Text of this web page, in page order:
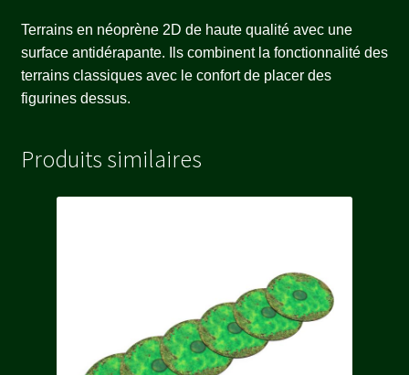
Terrains en néoprène 2D de haute qualité avec une
surface antidérapante. Ils combinent la fonctionnalité des
terrains classiques avec le confort de placer des
figurines dessus.
Produits similaires